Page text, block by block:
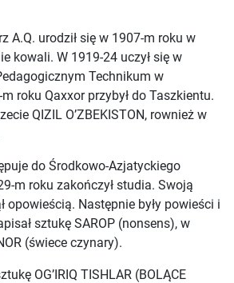
A.Q. urodził się w 1907-m roku w
kowali. W 1919-24 uczył się w
Technikum w
roku Qaxxor przybył do Taszkientu.
QIZIL O’ZBEKISTON, rownież w
do Środkowo-Azjatyckiego
m roku zakończył studia. Swoją
opowieścią. Następnie były powieści i
sztukę SAROP (nonsens), w
(świece czynary).
OG’IRIQ TISHLAR (BOLĄCE